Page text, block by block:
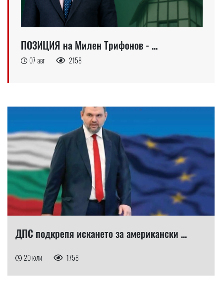
ПОЗИЦИЯ на Милен Трифонов - ...
07 авг 2158
ДПС подкрепя искането за американски ...
20 юли 1758